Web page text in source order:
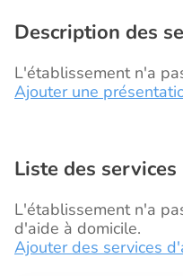
Description des
L'établissement n'a
Ajouter une
Liste des
L'établissement n'a
d'aide à domicile.
Ajouter des services